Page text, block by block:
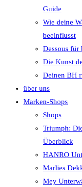
Guide
Wie deine
beeinflusst
Dessous für
Die Kunst
Deinen BH
über uns
Marken-Shops
Shops
Triumph:
Überblick
HANRO
Marlies
Mey